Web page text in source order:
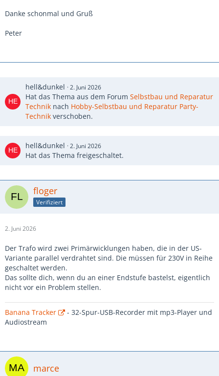
Danke schonmal und Gruß
Peter
hell&dunkel 2. Juni 2026
Hat das Thema aus dem Forum Selbstbau und Reparatur
Technik nach Hobby-Selbstbau und Reparatur Party-
Technik verschoben.
hell&dunkel 2. Juni 2026
Hat das Thema freigeschaltet.
floger
Verifiziert
2. Juni 2026
Der Trafo wird zwei Primärwicklungen haben, die in der US-
Variante parallel verdrahtet sind. Die müssen für 230V in Reihe
geschaltet werden.
Das sollte dich, wenn du an einer Endstufe bastelst, eigentlich
nicht vor ein Problem stellen.
Banana Tracker
- 32-Spur-USB-Recorder mit mp3-Player und
Audiostream
marce